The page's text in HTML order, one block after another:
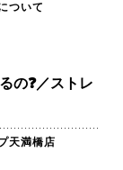
ついて
の❓／ストレ
天満橋店